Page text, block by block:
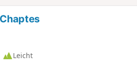
Leicht